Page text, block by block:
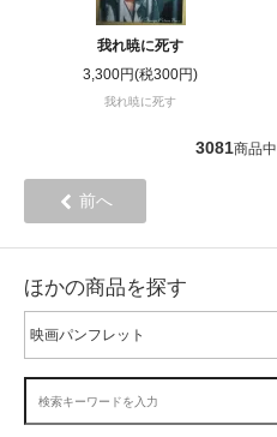
我れ暁に死す
3,300円(税300円)
我れ暁に死す
3081商品中
前へ
ほかの商品を探す